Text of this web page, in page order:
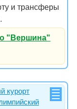
и трансферы
"Вершина"
курорт